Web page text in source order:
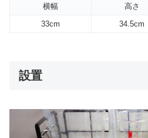
横幅 高さ
33cm
34.5cm
設置